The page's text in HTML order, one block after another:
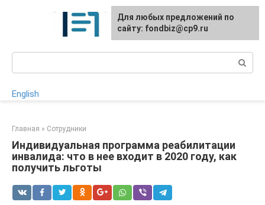
English
Главная » Сотрудники
Индивидуальная программа реабилитации
инвалида: что в нее входит в 2020 году, как
получить льготы
Для любых предложений по
сайту: fondbiz@cp9.ru